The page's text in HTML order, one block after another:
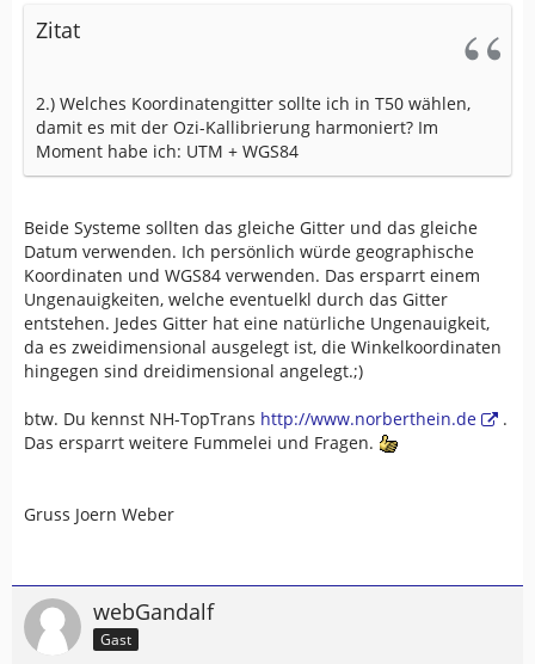
Zitat
2.) Welches Koordinatengitter sollte ich in T50 wählen,
damit es mit der Ozi-Kallibrierung harmoniert? Im
Moment habe ich: UTM + WGS84
Beide Systeme sollten das gleiche Gitter und das gleiche
Datum verwenden. Ich persönlich würde geographische
Koordinaten und WGS84 verwenden. Das ersparrt einem
Ungenauigkeiten, welche eventuelkl durch das Gitter
entstehen. Jedes Gitter hat eine natürliche Ungenauigkeit,
da es zweidimensional ausgelegt ist, die Winkelkoordinaten
hingegen sind dreidimensional angelegt.;)
btw. Du kennst NH-TopTrans http://www.norberthein.de
.
Das ersparrt weitere Fummelei und Fragen.
Gruss Joern Weber
webGandalf
Gast